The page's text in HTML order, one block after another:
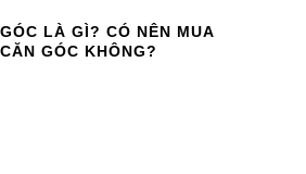
LÀ GÌ? CÓ NÊN MUA
GÓC KHÔNG?